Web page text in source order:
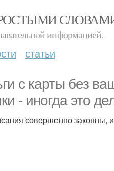
информацией.
статьи
с карты без
- иногда это
совершенно законны,